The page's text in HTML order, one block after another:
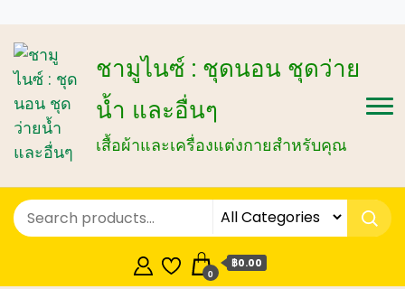
ชามูไนซ์ : ชุดนอน ชุดว่าย
น้ำ และอื่นๆ
เสื้อผ้าและเครื่องแต่งกายสำหรับคุณ
0
฿0.00